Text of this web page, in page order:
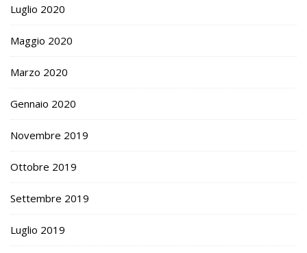
Luglio 2020
Maggio 2020
Marzo 2020
Gennaio 2020
Novembre 2019
Ottobre 2019
Settembre 2019
Luglio 2019